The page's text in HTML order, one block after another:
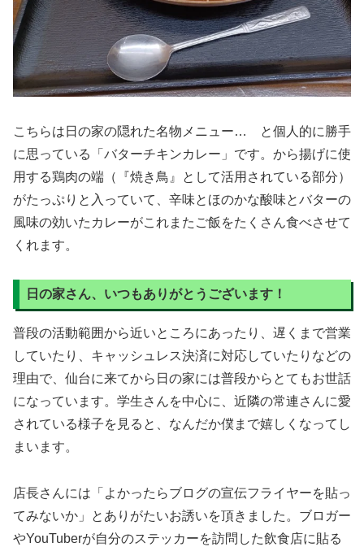
こちらは日の家の隠れた名物メニュー… と個人的に勝手
に思っている「バターチキンカレー」です。から揚げに使
用する鶏肉の端（『焼き鳥』として活用されている部分）
がたっぷりと入っていて、辛味とほのかな酸味とバターの
風味の効いたカレーがこれまたご飯をたくさん食べさせて
くれます。
日の家さん、いつもありがとうございます！
普段の活動範囲から近いところにあったり、遅くまで営業
していたり、キャッシュレス決済に対応していたりなどの
理由で、仙台に来てから日の家には普段からとてもお世話
になっています。学生さんを中心に、近隣の常連さんに愛
されている様子を見ると、なんだか僕まで嬉しくなってし
まいます。
店長さんには「よかったらブログの宣伝フライヤーを貼っ
てみないか」とありがたいお誘いを頂きました。ブロガー
やYouTuberが自分のステッカーを訪問した飲食店に貼る